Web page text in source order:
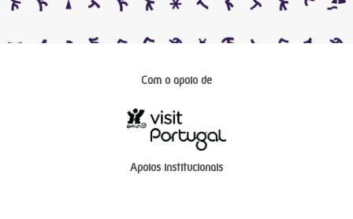
Com o apoio de
Apoios institucionais